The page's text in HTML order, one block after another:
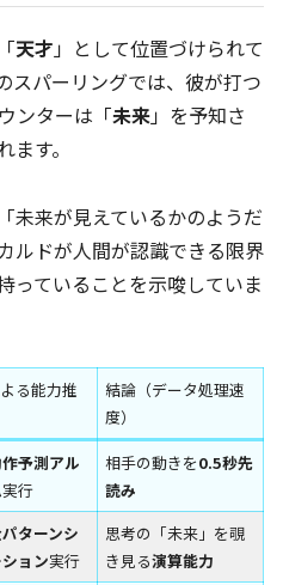
天才」として位置づけられて
スパーリングでは、彼が打つ
ンターは「未来」を予知さ
す。
未来が見えているかのようだ
ルドが人間が認識できる限界
っていることを示唆していま
る能力推
結論（データ処理速
度）
予測アル
実行
相手の動きを0.5秒先
読み
ターンシ
ョン実行
思考の「未来」を覗
き見る演算能力